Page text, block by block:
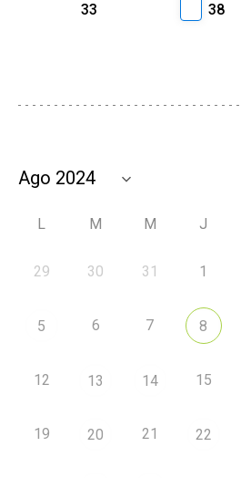
33
38
L M M J
29 30 31 1
5 6 7 8
12 13 14 15
19 20 21 22